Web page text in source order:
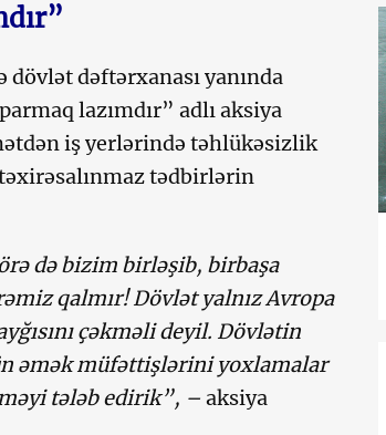
dövlət dəftərxanası yanında
lazımdır” adlı aksiya
iş yerlərində təhlükəsizlik
tədbirlərin
də bizim birləşib, birbaşa
qalmır! Dövlət yalnız Avropa
çəkməli deyil. Dövlətin
əmək müfəttişlərini yoxlamalar
tələb edirik”, – aksiya